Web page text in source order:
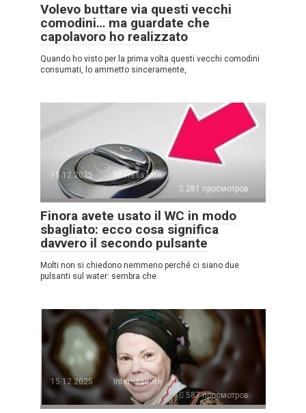
Volevo buttare via questi vecchi
comodini… ma guardate che
capolavoro ho realizzato
Quando ho visto per la prima volta questi vecchi comodini
consumati, lo ammetto sinceramente,
15.12.2025
Interessante
281 просмотров
Finora avete usato il WC in modo
sbagliato: ecco cosa significa
davvero il secondo pulsante
Molti non si chiedono nemmeno perché ci siano due
pulsanti sul water: sembra che
15.12.2025
Interessante
587 просмотров